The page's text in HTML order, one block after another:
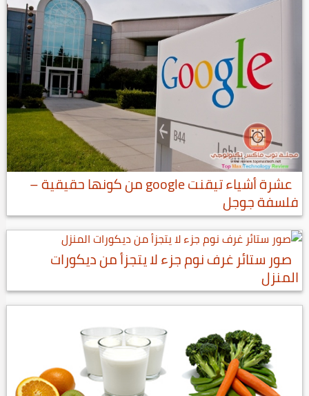
عشرة أشياء تيقنت google من كونها حقيقية –
فلسفة جوجل
صور ستائر غرف نوم جزء لا يتجزأ من ديكورات
المنزل